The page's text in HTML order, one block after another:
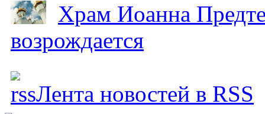
Храм Иоанна
возрождается
Лента новостей в RSS